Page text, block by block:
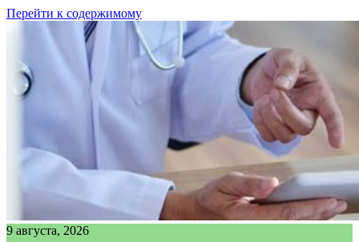
Перейти к содержимому
9 августа, 2026